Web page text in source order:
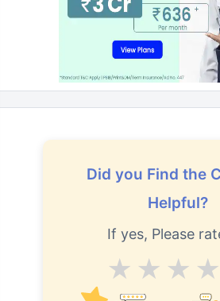
Did you Find the
Helpful?
If yes, Please